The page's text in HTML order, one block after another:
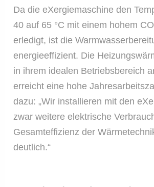
Da die eXergiemaschine den
40 auf 65 °C mit einem hohem
erledigt, ist die
energieeffizient. Die
in ihrem idealen Betriebsbereich
erreicht eine hohe
dazu: „Wir installieren mit den
zwar weitere elektrische
Gesamteffizienz der
deutlich.“